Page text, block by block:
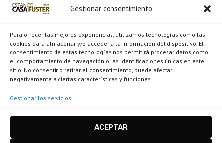
Gestionar consentimiento
Para ofrecer las mejores experiencias, utilizamos tecnologías como las
cookies para almacenar y/o acceder a la información del dispositivo. El
consentimiento de estas tecnologías nos permitirá procesar datos como
el comportamiento de navegación o las identificaciones únicas en este
sitio. No consentir o retirar el consentimiento, puede afectar
negativamente a ciertas características y funciones.
Gestionar los servicios
ACEPTAR
HIJO
Novedades
Escaparate